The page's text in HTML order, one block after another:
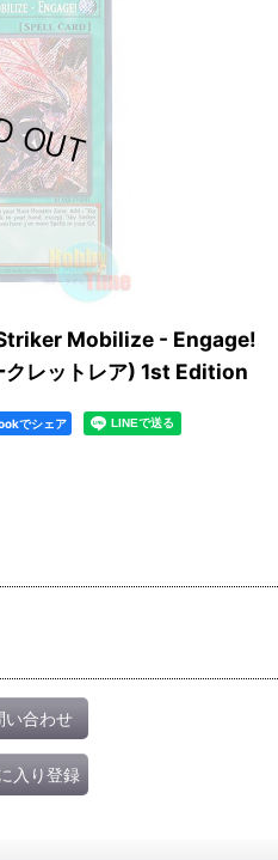
Mobilize - Engage!
クレットレア) 1st Edition
でシェア
い合わせ
入り登録